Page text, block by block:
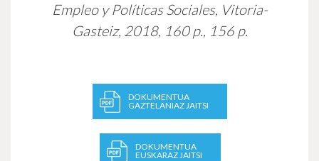
Empleo y Políticas Sociales, Vitoria-
Gasteiz, 2018, 160 p., 156 p.
DOKUMENTUA
GAZTELANIAZ JAITSI
DOKUMENTUA
EUSKARAZ JAITSI